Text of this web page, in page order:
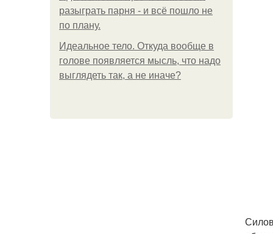
разыграть парня - и всё пошло не
по плану.
Идеальное тело. Откуда вообще в
голове появляется мысль, что надо
выглядеть так, а не иначе?